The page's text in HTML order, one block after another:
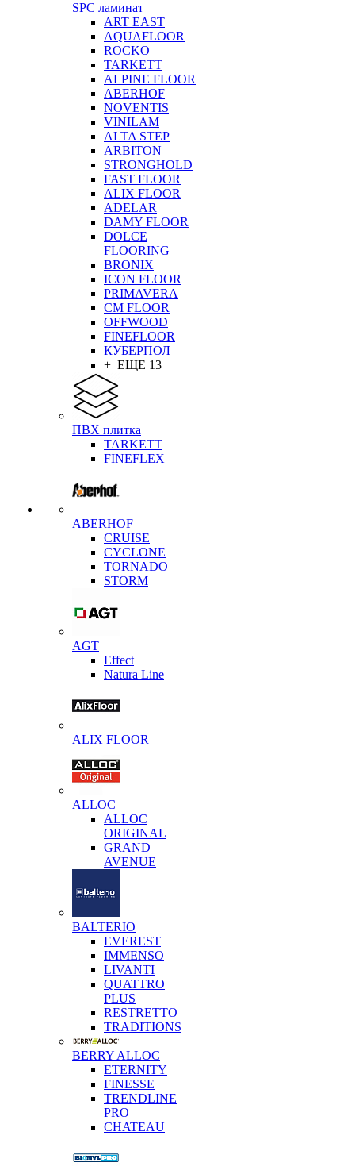
SPC ламинат
ART EAST
AQUAFLOOR
ROCKO
TARKETT
ALPINE FLOOR
ABERHOF
NOVENTIS
VINILAM
ALTA STEP
ARBITON
STRONGHOLD
FAST FLOOR
ALIX FLOOR
ADELAR
DAMY FLOOR
DOLCE
FLOORING
BRONIX
ICON FLOOR
PRIMAVERA
CM FLOOR
OFFWOOD
FINEFLOOR
КУБЕРПОЛ
+ ЕЩЕ 13
ПВХ плитка
TARKETT
FINEFLEX
ABERHOF
CRUISE
CYCLONE
TORNADO
STORM
AGT
Effect
Natura Line
ALIX FLOOR
ALLOC
ALLOC
ORIGINAL
GRAND
AVENUE
BALTERIO
EVEREST
IMMENSO
LIVANTI
QUATTRO
PLUS
RESTRETTO
TRADITIONS
BERRY ALLOC
ETERNITY
FINESSE
TRENDLINE
PRO
CHATEAU